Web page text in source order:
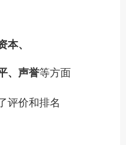
、
、声誉等方面
评价和排名